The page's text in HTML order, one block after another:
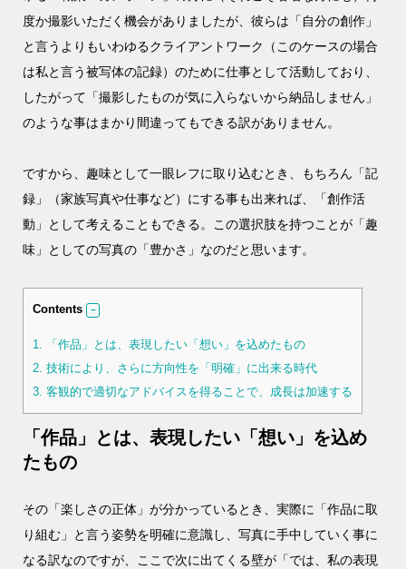
度か撮影いただく機会がありましたが、彼らは「自分の創作」
と言うよりもいわゆるクライアントワーク（このケースの場合
は私と言う被写体の記録）のために仕事として活動しており、
したがって「撮影したものが気に入らないから納品しません」
のような事はまかり間違ってもできる訳がありません。
ですから、趣味として一眼レフに取り込むとき、もちろん「記
録」（家族写真や仕事など）にする事も出来れば、「創作活
動」として考えることもできる。この選択肢を持つことが「趣
味」としての写真の「豊かさ」なのだと思います。
Contents
1. 「作品」とは、表現したい「想い」を込めたもの
2. 技術により、さらに方向性を「明確」に出来る時代
3. 客観的で適切なアドバイスを得ることで、成長は加速する
「作品」とは、表現したい「想い」を込め
たもの
その「楽しさの正体」が分かっているとき、実際に「作品に取
り組む」と言う姿勢を明確に意識し、写真に手中していく事に
なる訳なのですが、ここで次に出てくる壁が「では、私の表現